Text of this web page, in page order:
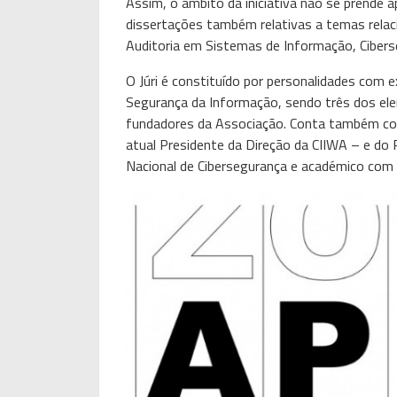
dissertações também relativas a temas
Auditoria em Sistemas de Informação,
O Júri é constituído por personalidades com
Segurança da Informação, sendo três dos
fundadores da Associação. Conta também
atual Presidente da Direção da CIIWA – e
Nacional de Cibersegurança e académico